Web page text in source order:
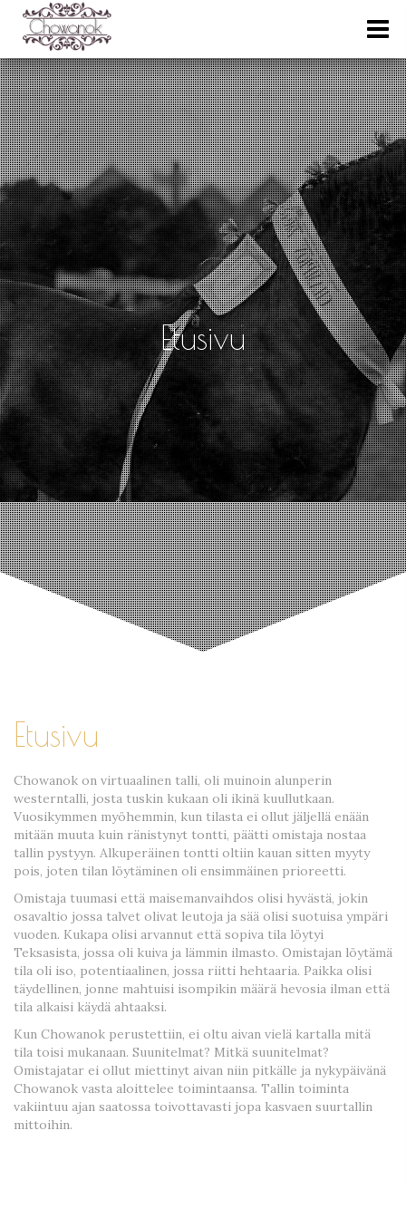
Etusivu
Etusivu
Chowanok on virtuaalinen talli, oli muinoin alunperin
westerntalli, josta tuskin kukaan oli ikinä kuullutkaan.
Vuosikymmen myöhemmin, kun tilasta ei ollut jäljellä enään
mitään muuta kuin ränistynyt tontti, päätti omistaja nostaa
tallin pystyyn. Alkuperäinen tontti oltiin kauan sitten myyty
pois, joten tilan löytäminen oli ensimmäinen prioreetti.
Omistaja tuumasi että maisemanvaihdos olisi hyvästä, jokin
osavaltio jossa talvet olivat leutoja ja sää olisi suotuisa ympäri
vuoden. Kukapa olisi arvannut että sopiva tila löytyi
Teksasista, jossa oli kuiva ja lämmin ilmasto. Omistajan löytämä
tila oli iso, potentiaalinen, jossa riitti hehtaaria. Paikka olisi
täydellinen, jonne mahtuisi isompikin määrä hevosia ilman että
tila alkaisi käydä ahtaaksi.
Kun Chowanok perustettiin, ei oltu aivan vielä kartalla mitä
tila toisi mukanaan. Suunitelmat? Mitkä suunitelmat?
Omistajatar ei ollut miettinyt aivan niin pitkälle ja nykypäivänä
Chowanok vasta aloittelee toimintaansa. Tallin toiminta
vakiintuu ajan saatossa toivottavasti jopa kasvaen suurtallin
mittoihin.